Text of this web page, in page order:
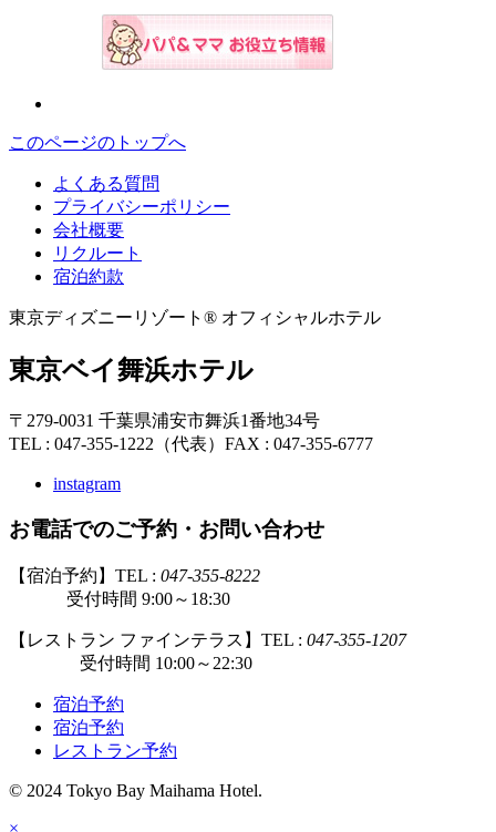
このページのトップへ
よくある質問
プライバシーポリシー
会社概要
リクルート
宿泊約款
東京ディズニーリゾート® オフィシャルホテル
東京ベイ舞浜ホテル
〒279-0031 千葉県浦安市舞浜1番地34号
TEL : 047-355-1222（代表） FAX : 047-355-6777
instagram
お電話でのご予約・お問い合わせ
【宿泊予約】TEL : 047-355-8222
受付時間 9:00～18:30
【レストラン ファインテラス】TEL : 047-355-1207
受付時間 10:00～22:30
宿泊予約
宿泊予約
レストラン予約
© 2024 Tokyo Bay Maihama Hotel.
×